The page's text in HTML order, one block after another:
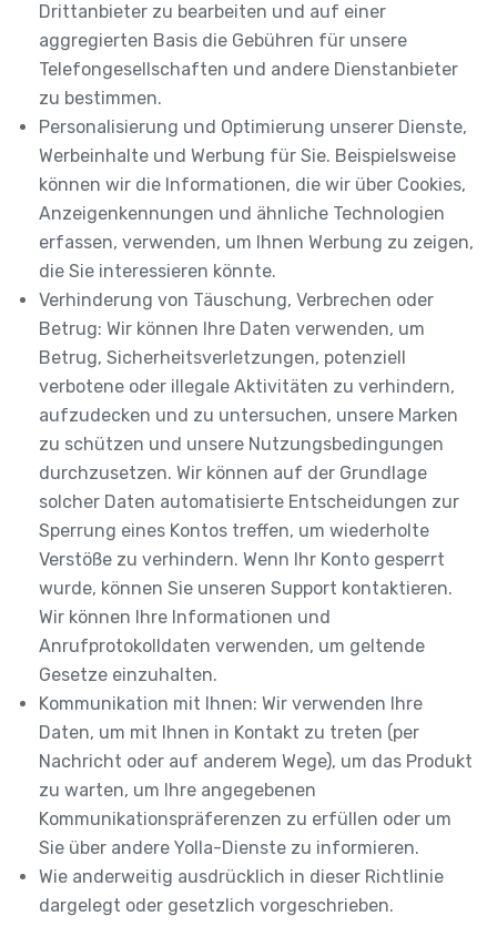
Drittanbieter zu bearbeiten und auf einer
aggregierten Basis die Gebühren für unsere
Telefongesellschaften und andere Dienstanbieter
zu bestimmen.
Personalisierung und Optimierung unserer Dienste,
Werbeinhalte und Werbung für Sie. Beispielsweise
können wir die Informationen, die wir über Cookies,
Anzeigenkennungen und ähnliche Technologien
erfassen, verwenden, um Ihnen Werbung zu zeigen,
die Sie interessieren könnte.
Verhinderung von Täuschung, Verbrechen oder
Betrug: Wir können Ihre Daten verwenden, um
Betrug, Sicherheitsverletzungen, potenziell
verbotene oder illegale Aktivitäten zu verhindern,
aufzudecken und zu untersuchen, unsere Marken
zu schützen und unsere Nutzungsbedingungen
durchzusetzen. Wir können auf der Grundlage
solcher Daten automatisierte Entscheidungen zur
Sperrung eines Kontos treffen, um wiederholte
Verstöße zu verhindern. Wenn Ihr Konto gesperrt
wurde, können Sie unseren Support kontaktieren.
Wir können Ihre Informationen und
Anrufprotokolldaten verwenden, um geltende
Gesetze einzuhalten.
Kommunikation mit Ihnen: Wir verwenden Ihre
Daten, um mit Ihnen in Kontakt zu treten (per
Nachricht oder auf anderem Wege), um das Produkt
zu warten, um Ihre angegebenen
Kommunikationspräferenzen zu erfüllen oder um
Sie über andere Yolla-Dienste zu informieren.
Wie anderweitig ausdrücklich in dieser Richtlinie
dargelegt oder gesetzlich vorgeschrieben.